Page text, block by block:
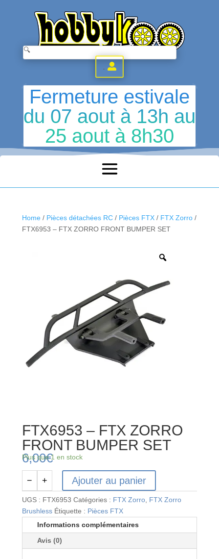
.
Fermeture estivale
du 07 aout à 13h au
25 aout à 8h30
Home/ Pièces détachées RC/ Pièces FTX/ FTX Zorro/
FTX6953 – FTX ZORRO FRONT BUMPER SET
FTX6953 – FTX ZORRO
FRONT BUMPER SET
6,00€
Plus que 1 en stock
quantité
de
FTX6953
-
ZORRO
− + Ajouter au panier
UGS : FTX6953 Catégories : FTX Zorro, FTX Zorro
Brushless Étiquette : Pièces FTX
Informations complémentaires
Avis (0)